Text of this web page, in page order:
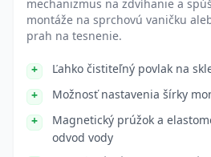
mechanizmus na zdvíhanie a
montáže na sprchovú vaničku
prah na tesnenie.
Ľahko čistiteľný povlak na
Možnosť nastavenia šírky
Magnetický prúžok a
odvod vody